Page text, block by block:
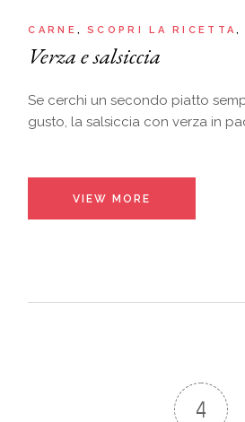
CARNE SCOPRI LA RICETTA
Verza e salsiccia
Se cerchi un secondo piatto
gusto, la salsiccia con verza in
VIEW MORE
4